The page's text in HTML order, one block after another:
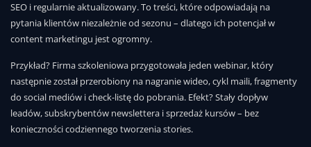
SEO i regularnie aktualizowany. To treści, które odpowiadają na
pytania klientów niezależnie od sezonu – dlatego ich potencjał w
content marketingu jest ogromny.
Przykład? Firma szkoleniowa przygotowała jeden webinar, który
następnie został przerobiony na nagranie wideo, cykl maili, fragmenty
do social mediów i check-listę do pobrania. Efekt? Stały dopływ
leadów, subskrybentów newslettera i sprzedaż kursów – bez
konieczności codziennego tworzenia stories.